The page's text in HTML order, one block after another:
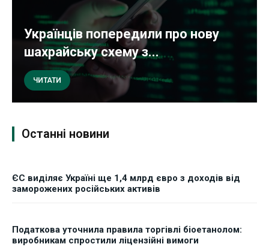
Українців попередили про нову
шахрайську схему з...
ЧИТАТИ
Останні новини
ЄС виділяє Україні ще 1,4 млрд євро з доходів від
заморожених російських активів
Податкова уточнила правила торгівлі біоетанолом:
виробникам спростили ліцензійні вимоги